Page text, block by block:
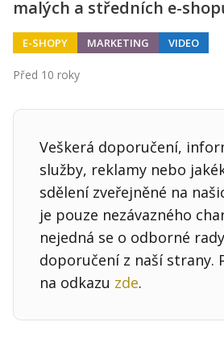
malých a středních e-
E-SHOPY MARKETING VIDEO
Před 10 roky
Veškerá doporučení,
služby, reklamy nebo
sdělení zveřejněné na
je pouze nezávazného
nejedná se o odborné
doporučení z naší strany.
na odkazu zde.